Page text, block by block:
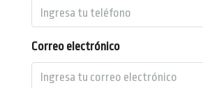
Correo electrónico